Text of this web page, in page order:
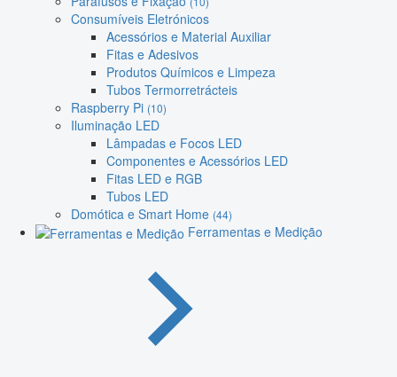
Consumíveis Eletrónicos
Acessórios e Material Auxiliar
Fitas e Adesivos
Produtos Químicos e Limpeza
Tubos Termorretrácteis
Raspberry Pi (10)
Iluminação LED
Lâmpadas e Focos LED
Componentes e Acessórios LED
Fitas LED e RGB
Tubos LED
Domótica e Smart Home (44)
Ferramentas e Medição